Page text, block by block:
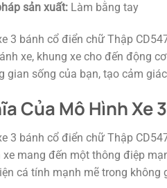
sản xuất: Làm bằng tay
3 bánh cổ điển chữ Thập
xe, khung xe cho đến động
gian sống của bạn, tạo cảm
Của Mô Hình Xe
3 bánh cổ điển chữ Thập
xe mang đến một thông điệp
cá tính mạnh mẽ trong